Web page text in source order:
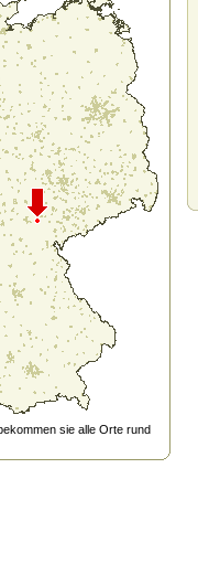
sie alle Orte rund